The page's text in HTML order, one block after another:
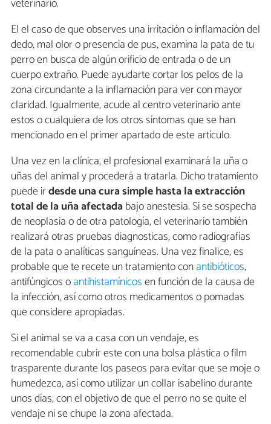
veterinario.
El el caso de que observes una irritación o inflamación del
dedo, mal olor o presencia de pus, examina la pata de tu
perro en busca de algún orificio de entrada o de un
cuerpo extraño. Puede ayudarte cortar los pelos de la
zona circundante a la inflamación para ver con mayor
claridad. Igualmente, acude al centro veterinario ante
estos o cualquiera de los otros síntomas que se han
mencionado en el primer apartado de este artículo.
Una vez en la clínica, el profesional examinará la uña o
uñas del animal y procederá a tratarla. Dicho tratamiento
puede irdesde una cura simple hasta la extracción
total de la uña afectadabajo anestesia. Si se sospecha
de neoplasia o de otra patología, el veterinario también
realizará otras pruebas diagnosticas, como radiografías
de la pata o analíticas sanguíneas. Una vez finalice, es
probable que te recete un tratamiento conantibióticos,
antifúngicos oantihistamínicosen función de la causa de
la infección, así como otros medicamentos o pomadas
que considere apropiadas.
Si el animal se va a casa con un vendaje, es
recomendable cubrir este con una bolsa plástica o film
trasparente durante los paseos para evitar que se moje o
humedezca, así como utilizar un collar isabelino durante
unos días, con el objetivo de que el perro no se quite el
vendaje ni se chupe la zona afectada.